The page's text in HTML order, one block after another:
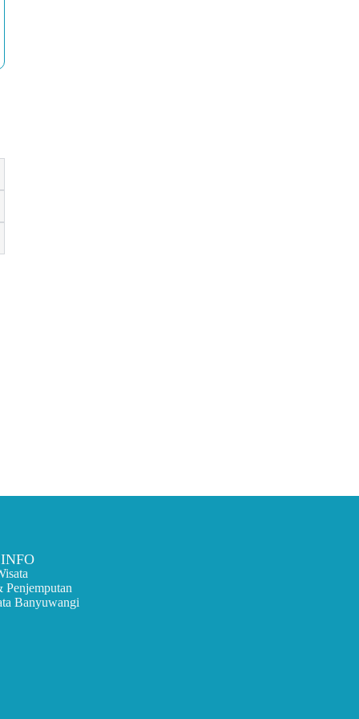
Banyuwangi